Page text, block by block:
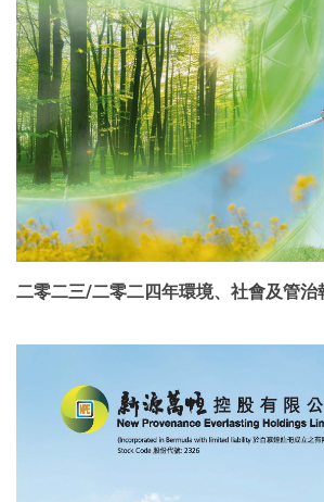
二零二三/二零二四年環境、社會及管治